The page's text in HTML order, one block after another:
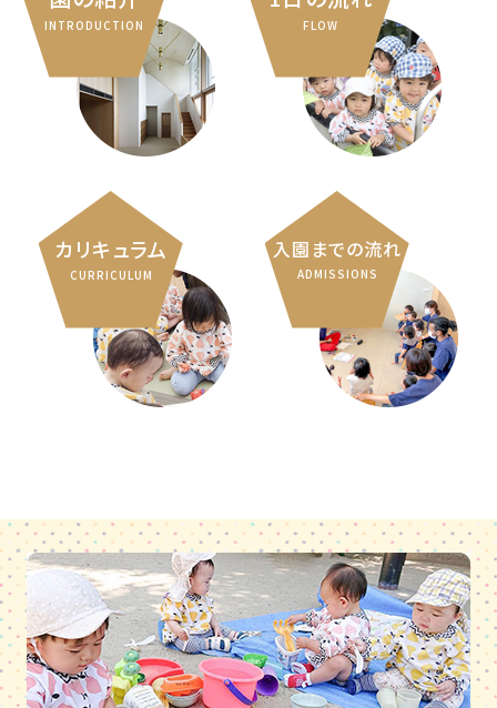
INTRODUCTION FLOW
カリキュラム
CURRICULUM
入園までの流れ
ADMISSIONS